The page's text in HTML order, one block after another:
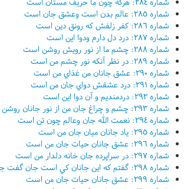
شماره ٢٨٥: عالم بدن است وعشق جان است
شماره ٢٨٦: کفر زلفش که رونق دين است
شماره ٢٨٧: درد دل دارم ودوا اين است
شماره ٢٨٨: چشم ما از نور رويش روشن است
شماره ٢٨٩: در نظر آنکه نور چشم من است
شماره ٢٩٠: عشق جانان من غذاي من است
شماره ٢٩١: درد عشقش دواي جان من است
شماره ٢٩٢: دردمنديم و آن دوا اين است
شماره ٢٩٣: چشم و چراغ جان من از نور جانان روشن است
شماره ٢٩٤: نعمت الله جان وعالم چون تن است
شماره ٢٩٥: ياد جانان ميان جان من است
شماره ٢٩٦: عشق جانان حيات جان من است
شماره ٢٩٧: در سراپرده جان خانه دلدار من است
شماره ٢٩٨: گفتم که اين جانان کي است جان گفت جانان من است
شماره ٢٩٩: عشق جانان حيات جان من است